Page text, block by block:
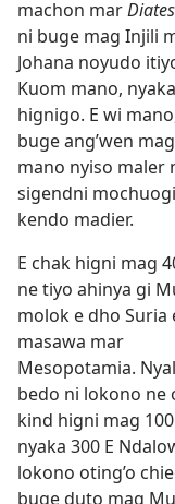
machon mar
ni buge mag Injili
Johana noyudo
Kuom mano,
hignigo. E wi
buge ang’wen
mano nyiso maler
sigendni
kendo madier.
E chak higni mag
ne tiyo ahinya gi
molok e dho Suria
masawa mar
Mesopotamia.
bedo ni lokono ne
kind higni mag 100
nyaka 300 E
lokono oting’o
buge duto mag